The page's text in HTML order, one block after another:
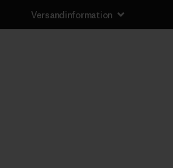
Versandinformation